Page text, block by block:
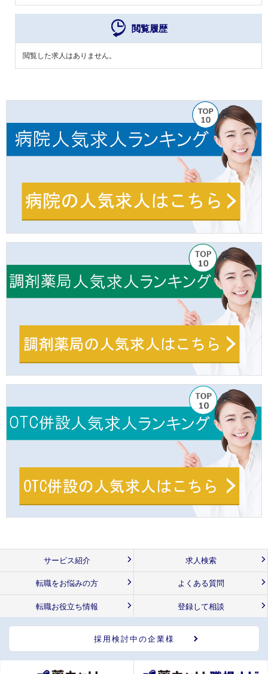
閲覧履歴
閲覧した求人はありません。
サービス紹介 求人検索
転職をお悩みの方 よくある質問
転職お役立ち情報 登録して相談
採用検討中の企業様